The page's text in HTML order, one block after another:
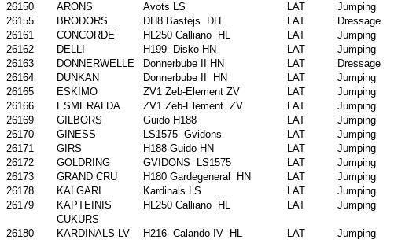
26150
ARONS Avots LS LAT
Jumping
26155
BRODORS DH8 Bastejs DH LAT
Dressage
26161
CONCORDE HL250 Calliano HL LAT
Jumping
26162
DELLI H199 Disko HN LAT
Jumping
26163
DONNERWELLE Donnerbube II HN LAT
Dressage
26164
DUNKAN Donnerbube II HN LAT
Jumping
26165
ESKIMO ZV1 Zeb-Element ZV LAT
Jumping
26166
ESMERALDA ZV1 Zeb-Element ZV LAT
Jumping
26169
GILBORS Guido H188 LAT
Jumping
26170
GINESS LS1575 Gvidons LAT
Jumping
26171
GIRS H188 Guido HN LAT
Jumping
26172
GOLDRING GVIDONS LS1575 LAT
Jumping
26173
GRAND CRU H180 Gardegeneral HN LAT
Jumping
26178
KALGARI Kardinals LS LAT
Jumping
26179
KAPTEINIS
CUKURS
HL250 Calliano HL LAT Jumping
26180 KARDINALS-LV H216 Calando IV HL LAT
Jumping